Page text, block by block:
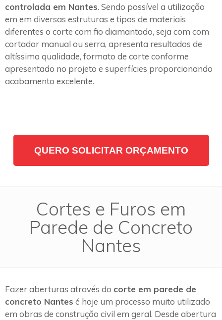
controlada em Nantes. Sendo possível a utilização
em em diversas estruturas e tipos de materiais
diferentes o corte com fio diamantado, seja com com
cortador manual ou serra, apresenta resultados de
altíssima qualidade, formato de corte conforme
apresentado no projeto e superfícies proporcionando
acabamento excelente.
QUERO SOLICITAR ORÇAMENTO
Cortes e Furos em
Parede de Concreto
Nantes
Fazer aberturas através do corte em parede de
concreto Nantes é hoje um processo muito utilizado
em obras de construção civil em geral. Desde abertura